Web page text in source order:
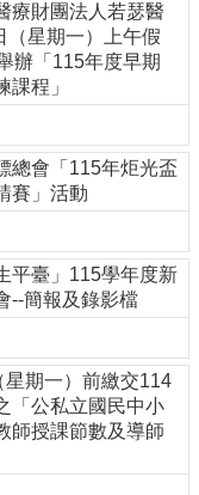
療財團法人若瑟醫
（星期一）上午假
辦「115年度早期
課程」
總會「115年炬光盃
賽」活動
平臺」115學年度新
--簡報及錄影檔
期一）前繳交114
「公私立國民中小
師授課節數及導師